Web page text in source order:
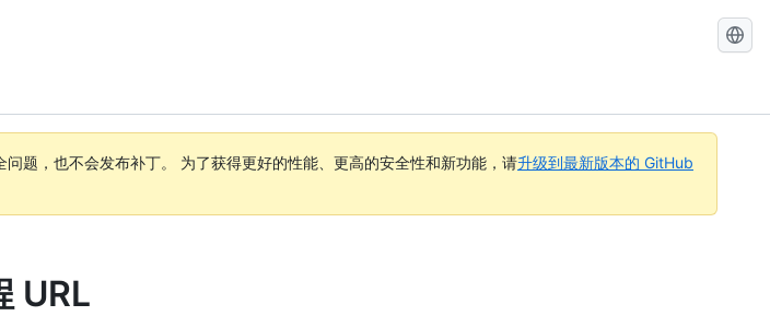
Docs
问题，也不会发布补丁。 为了获得更好的性能、更高的安全性和新功能，请升级到最新版本的 GitHub
URL